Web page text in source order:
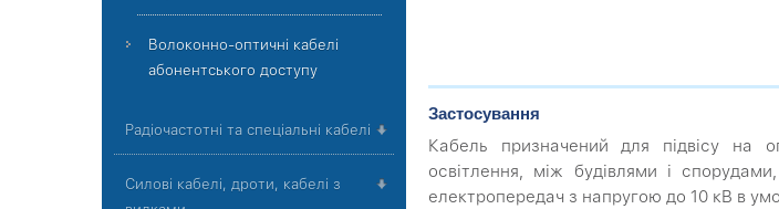
Волоконно-оптичні кабелі
абонентського доступу
Радіочастотні та спеціальні кабелі
Силові кабелі, дроти, кабелі з
Застосування
Кабель призначений для підвісу на
освітлення, між будівлями і
електропередач з напругою до 10 кВ в